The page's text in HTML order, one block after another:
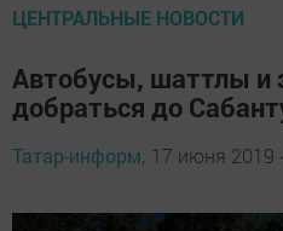
ЦЕНТРАЛЬНЫЕ НОВОСТИ
Автобусы, шаттлы и
добраться до
Татар-информ, 17 июня 2019